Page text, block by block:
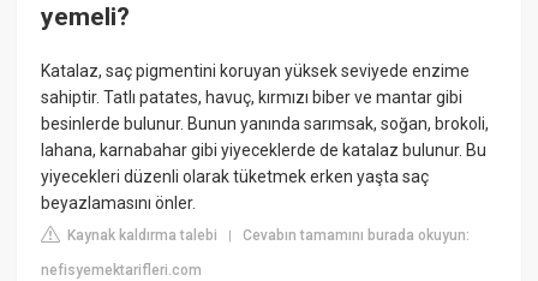
yemeli?
Katalaz, saç pigmentini koruyan yüksek seviyede enzime
sahiptir. Tatlı patates, havuç, kırmızı biber ve mantar gibi
besinlerde bulunur. Bunun yanında sarımsak, soğan, brokoli,
lahana, karnabahar gibi yiyeceklerde de katalaz bulunur. Bu
yiyecekleri düzenli olarak tüketmek erken yaşta saç
beyazlamasını önler.
Kaynak kaldırma talebi |Cevabın tamamını burada okuyun:
nefisyemektarifleri.com